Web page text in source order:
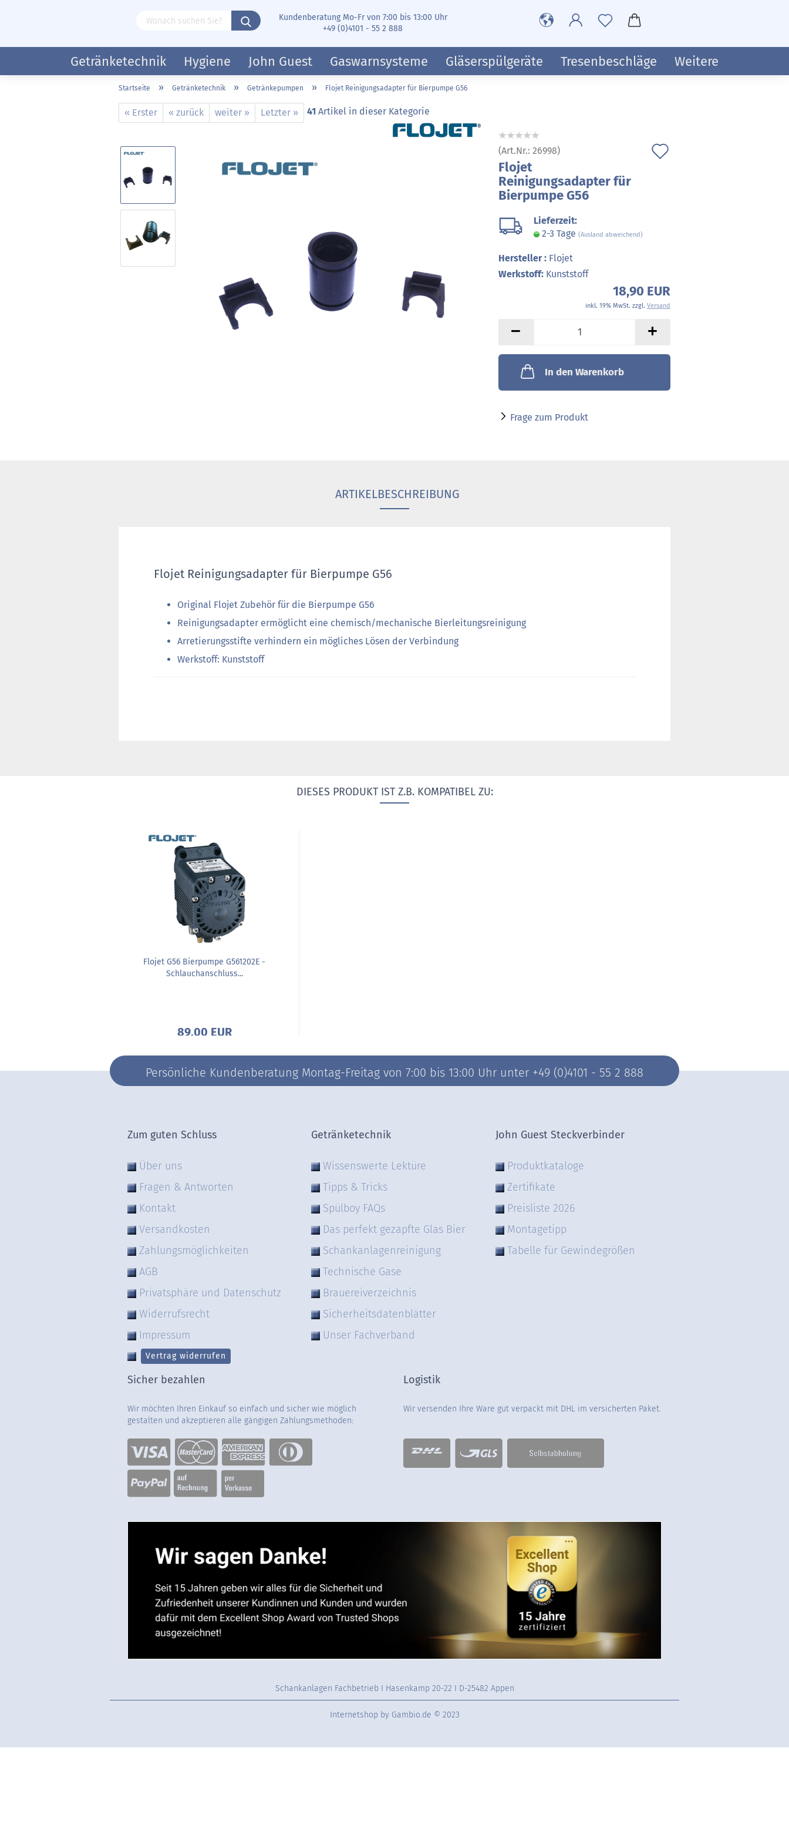
Kundenberatung Mo-Fr von 7:00 bis 13:00 Uhr
+49 (0)4101 - 55 2 888
Getränketechnik Hygiene John Guest Gaswarnsysteme Gläserspülgeräte Tresenbeschläge Weitere
Startseite » Getränketechnik » Getränkepumpen » Flojet Reinigungsadapter für Bierpumpe G56
« Erster « zurück weiter » Letzter » 41 Artikel in dieser Kategorie
(Art.Nr.: 26998)
Flojet
Reinigungsadapter für
Bierpumpe G56
Lieferzeit:
2-3 Tage (Ausland abweichend)
Hersteller : Flojet
Werkstoff: Kunststoff
18,90 EUR
inkl. 19% MwSt. zzgl. Versand
In den Warenkorb
Frage zum Produkt
ARTIKELBESCHREIBUNG
Flojet Reinigungsadapter für Bierpumpe G56
Original Flojet Zubehör für die Bierpumpe G56
Reinigungsadapter ermöglicht eine chemisch/mechanische Bierleitungsreinigung
Arretierungsstifte verhindern ein mögliches Lösen der Verbindung
Werkstoff: Kunststoff
DIESES PRODUKT IST Z.B. KOMPATIBEL ZU:
Flojet G56 Bierpumpe G561202E -
Schlauchanschluss...
89,00 EUR
Persönliche Kundenberatung Montag-Freitag von 7:00 bis 13:00 Uhr unter +49 (0)4101 - 55 2 888
Zum guten Schluss
Über uns
Fragen & Antworten
Kontakt
Versandkosten
Zahlungsmöglichkeiten
AGB
Privatsphäre und Datenschutz
Widerrufsrecht
Impressum
Vertrag widerrufen
Getränketechnik
Wissenswerte Lektüre
Tipps & Tricks
Spülboy FAQs
Das perfekt gezapfte Glas Bier
Schankanlagenreinigung
Technische Gase
Brauereiverzeichnis
Sicherheitsdatenblätter
Unser Fachverband
John Guest Steckverbinder
Produktkataloge
Zertifikate
Preisliste 2026
Montagetipp
Tabelle für Gewindegrößen
Sicher bezahlen
Wir möchten Ihren Einkauf so einfach und sicher wie möglich
gestalten und akzeptieren alle gängigen Zahlungsmethoden:
Logistik
Wir versenden Ihre Ware gut verpackt mit DHL im versicherten Paket.
Schankanlagen Fachbetrieb I Hasenkamp 20-22 I D-25482 Appen
Internetshop by Gambio.de © 2023